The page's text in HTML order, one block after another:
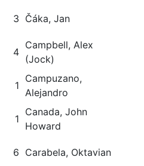
3 Čáka, Jan
4
Campbell, Alex
(Jock)
1
Campuzano,
Alejandro
1
Canada, John
Howard
6 Carabela, Oktavian